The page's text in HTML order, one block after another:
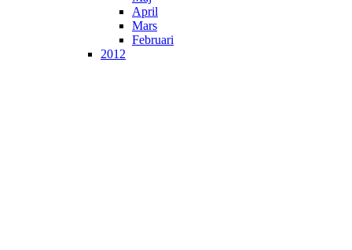
April
Mars
Februari
2012